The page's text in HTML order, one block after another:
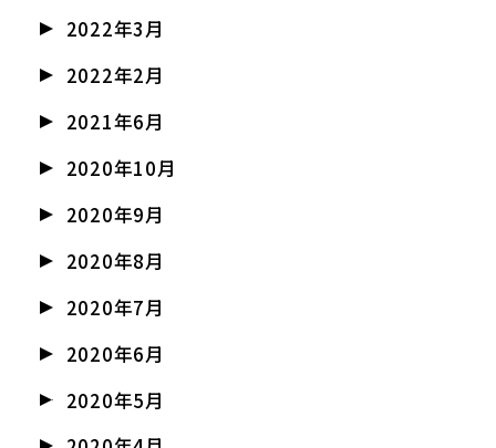
2022年3月
2022年2月
2021年6月
2020年10月
2020年9月
2020年8月
2020年7月
2020年6月
2020年5月